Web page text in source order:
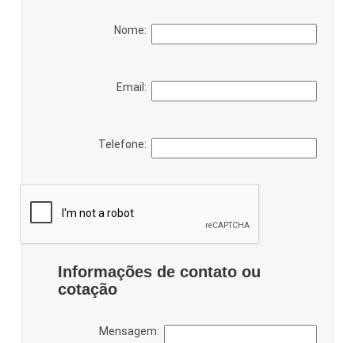
Nome:
Email:
Telefone:
Informações de contato ou
cotação
Mensagem: